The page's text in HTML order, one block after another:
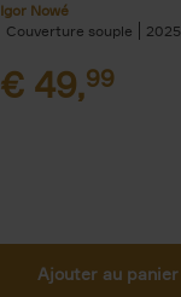
Igor Nowé
Couverture souple
2025
€ 49,99
Ajouter au panier